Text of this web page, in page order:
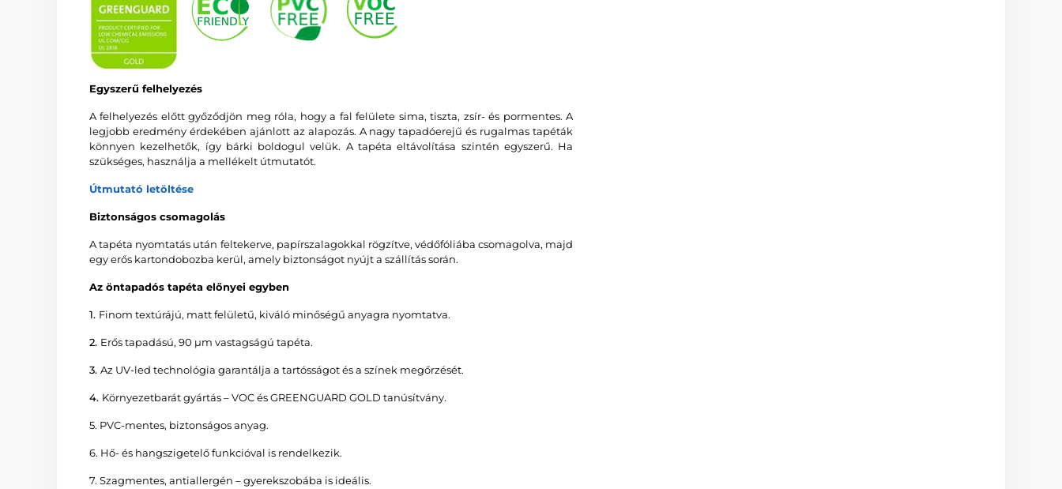
Egyszerű felhelyezés
A felhelyezés előtt győződjön meg róla, hogy a fal felülete sima, tiszta, zsír- és pormentes. A
legjobb eredmény érdekében ajánlott az alapozás. A nagy tapadóerejű és rugalmas tapéták
könnyen kezelhetők, így bárki boldogul velük. A tapéta eltávolítása szintén egyszerű. Ha
szükséges, használja a mellékelt útmutatót.
Útmutató letöltése
Biztonságos csomagolás
A tapéta nyomtatás után feltekerve, papírszalagokkal rögzítve, védőfóliába csomagolva, majd
egy erős kartondobozba kerül, amely biztonságot nyújt a szállítás során.
Az öntapadós tapéta előnyei egyben
1. Finom textúrájú, matt felületű, kiváló minőségű anyagra nyomtatva.
2. Erős tapadású, 90 µm vastagságú tapéta.
3. Az UV-led technológia garantálja a tartósságot és a színek megőrzését.
4. Környezetbarát gyártás – VOC és GREENGUARD GOLD tanúsítvány.
5. PVC-mentes, biztonságos anyag.
6. Hő- és hangszigetelő funkcióval is rendelkezik.
7. Szagmentes, antiallergén – gyerekszobába is ideális.